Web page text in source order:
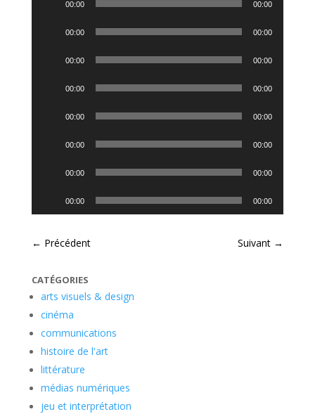
00:00 00:00
00:00 00:00
00:00 00:00
00:00 00:00
00:00 00:00
00:00 00:00
00:00 00:00
00:00 00:00
← Précédent Suivant →
CATÉGORIES
arts visuels & design
cinéma
communications
histoire de l'art
littérature
médias numériques
jeu et interprétation